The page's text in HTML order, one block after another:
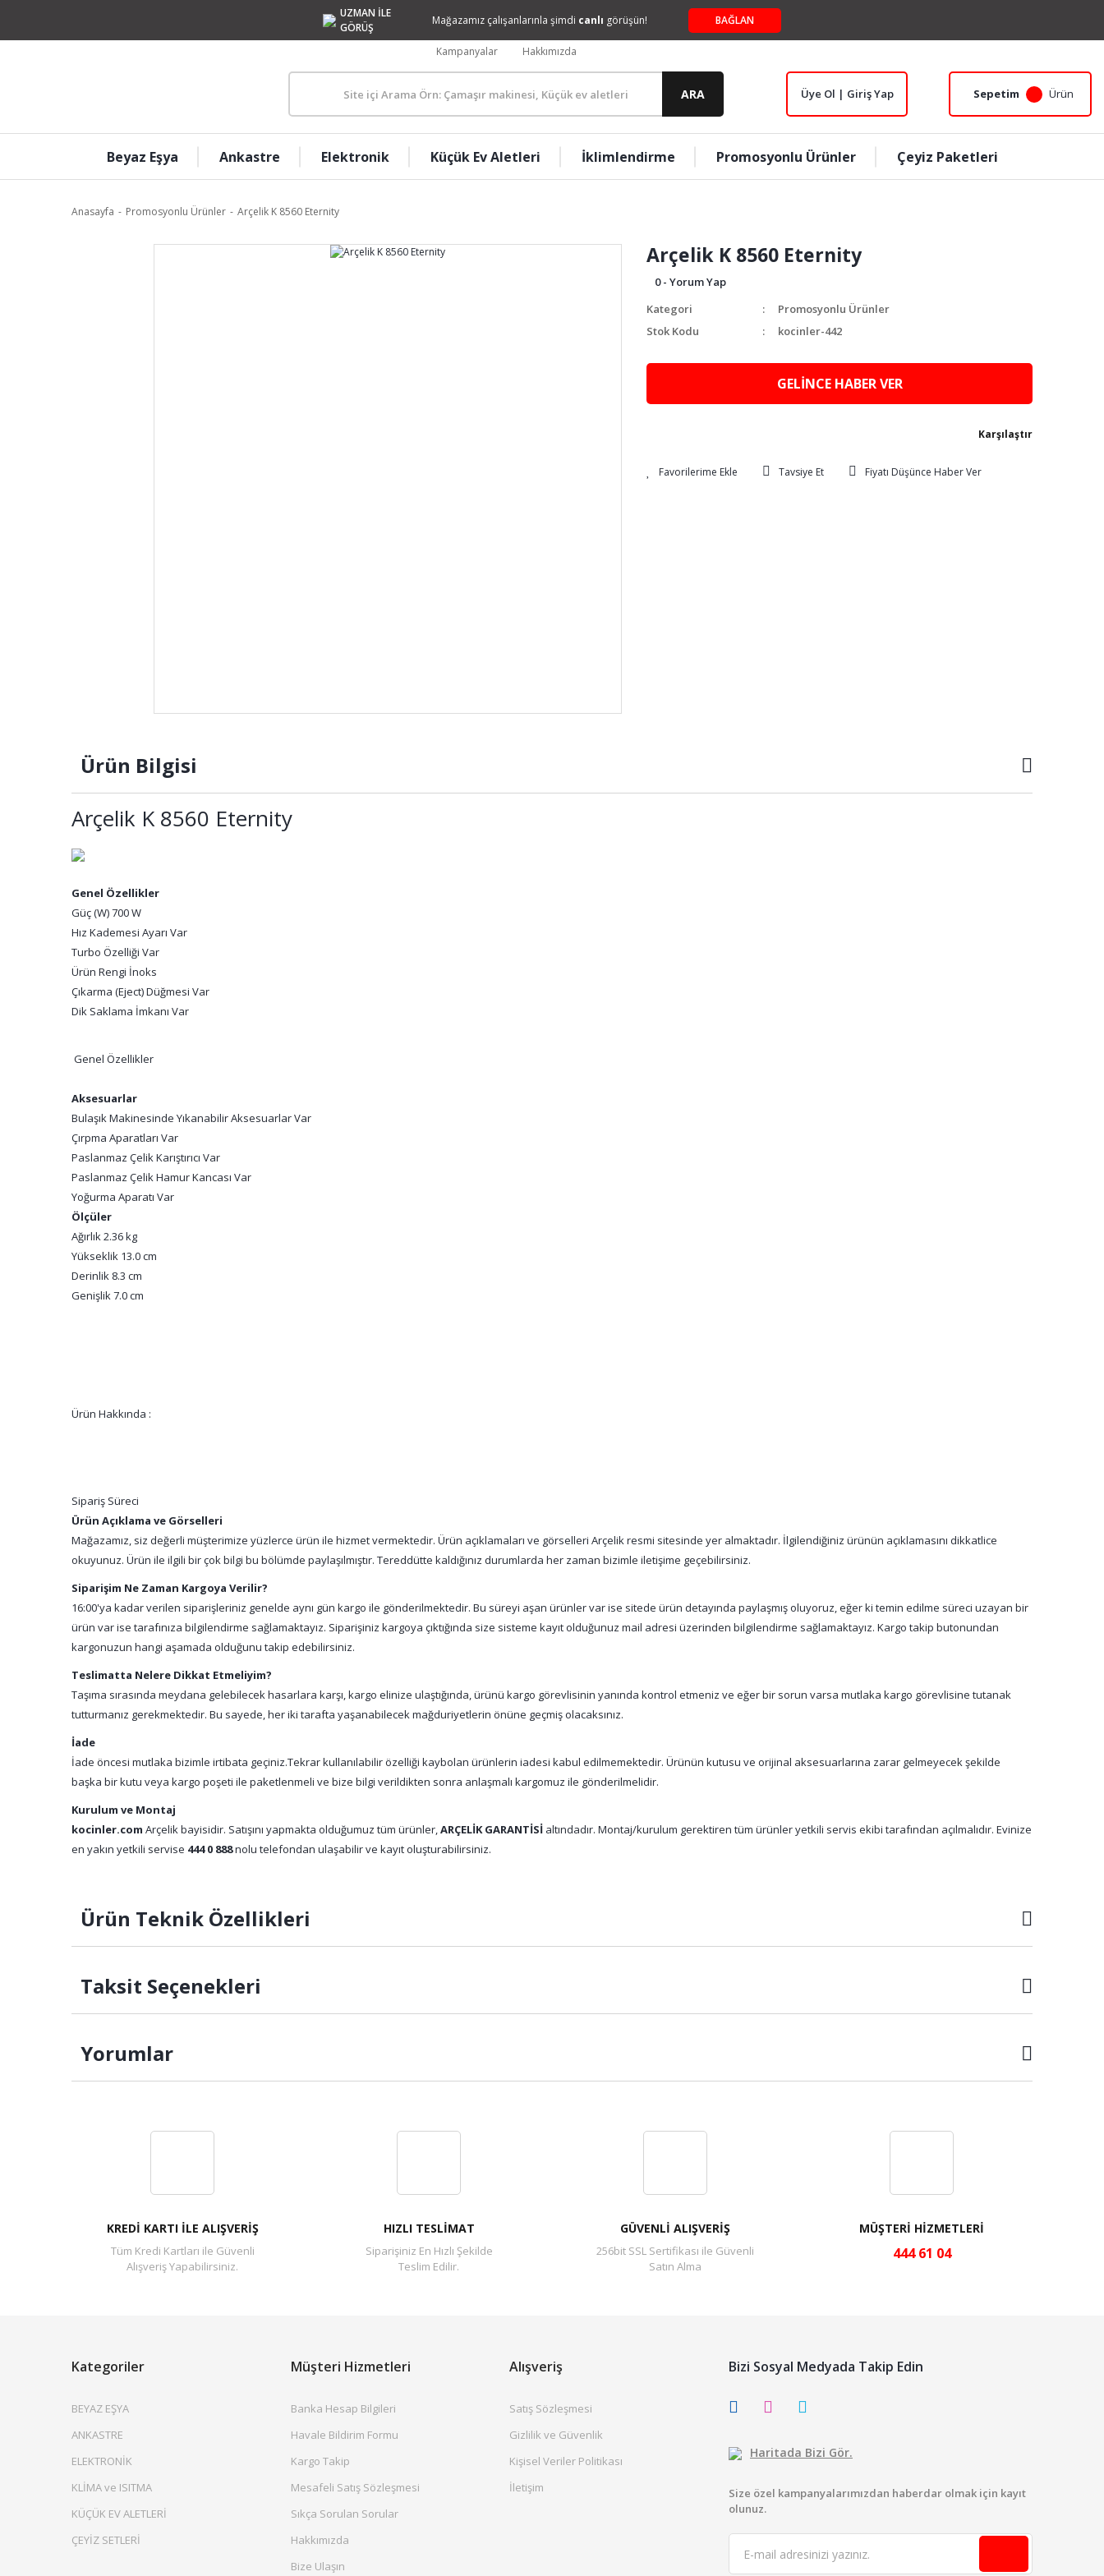
UZMAN İLE
GÖRÜŞ
Mağazamız çalışanlarınla şimdi canlı görüşün! BAĞLAN
Kampanyalar Hakkımızda
ARA Üye Ol | Giriş Yap Sepetim Ürün
Beyaz Eşya Ankastre Elektronik Küçük Ev Aletleri İklimlendirme Promosyonlu Ürünler Çeyiz Paketleri
Anasayfa Promosyonlu Ürünler Arçelik K 8560 Eternity
Arçelik K 8560 Eternity
0 - Yorum Yap
Kategori
Promosyonlu Ürünler
Stok Kodu
kocinler-442
GELİNCE HABER VER
Karşılaştır
Tavsiye Et Fiyatı Düşünce Haber Ver
Ürün Bilgisi
Arçelik K 8560 Eternity
Genel Özellikler
Güç (W) 700 W
Hız Kademesi Ayarı Var
Turbo Özelliği Var
Ürün Rengi İnoks
Çıkarma (Eject) Düğmesi Var
Dik Saklama İmkanı Var
Genel Özellikler
Aksesuarlar
Bulaşık Makinesinde Yıkanabilir Aksesuarlar Var
Çırpma Aparatları Var
Paslanmaz Çelik Karıştırıcı Var
Paslanmaz Çelik Hamur Kancası Var
Yoğurma Aparatı Var
Ölçüler
Ağırlık 2.36 kg
Yükseklik 13.0 cm
Derinlik 8.3 cm
Genişlik 7.0 cm
Ürün Hakkında :
Sipariş Süreci
Ürün Açıklama ve Görselleri
Mağazamız, siz değerli müşterimize yüzlerce ürün ile hizmet vermektedir. Ürün açıklamaları ve görselleri Arçelik resmi sitesinde yer almaktadır. İlgilendiğiniz ürünün açıklamasını dikkatlice
okuyunuz. Ürün ile ilgili bir çok bilgi bu bölümde paylaşılmıştır. Tereddütte kaldığınız durumlarda her zaman bizimle iletişime geçebilirsiniz.
Siparişim Ne Zaman Kargoya Verilir?
16:00'ya kadar verilen siparişleriniz genelde aynı gün kargo ile gönderilmektedir. Bu süreyi aşan ürünler var ise sitede ürün detayında paylaşmış oluyoruz, eğer ki temin edilme süreci uzayan bir
ürün var ise tarafınıza bilgilendirme sağlamaktayız. Siparişiniz kargoya çıktığında size sisteme kayıt olduğunuz mail adresi üzerinden bilgilendirme sağlamaktayız. Kargo takip butonundan
kargonuzun hangi aşamada olduğunu takip edebilirsiniz.
Teslimatta Nelere Dikkat Etmeliyim?
Taşıma sırasında meydana gelebilecek hasarlara karşı, kargo elinize ulaştığında, ürünü kargo görevlisinin yanında kontrol etmeniz ve eğer bir sorun varsa mutlaka kargo görevlisine tutanak
tutturmanız gerekmektedir. Bu sayede, her iki tarafta yaşanabilecek mağduriyetlerin önüne geçmiş olacaksınız.
İade
İade öncesi mutlaka bizimle irtibata geçiniz.Tekrar kullanılabilir özelliği kaybolan ürünlerin iadesi kabul edilmemektedir. Ürünün kutusu ve orijinal aksesuarlarına zarar gelmeyecek şekilde
başka bir kutu veya kargo poşeti ile paketlenmeli ve bize bilgi verildikten sonra anlaşmalı kargomuz ile gönderilmelidir.
Kurulum ve Montaj
kocinler.com Arçelik bayisidir. Satışını yapmakta olduğumuz tüm ürünler,ARÇELİK GARANTİSİ altındadır. Montaj/kurulum gerektiren tüm ürünler yetkili servis ekibi tarafından açılmalıdır. Evinize
en yakın yetkili servise 444 0 888nolu telefondan ulaşabilir ve kayıt oluşturabilirsiniz.
Ürün Teknik Özellikleri
Taksit Seçenekleri
Yorumlar
KREDİ KARTI İLE ALIŞVERİŞ
Tüm Kredi Kartları ile Güvenli
Alışveriş Yapabilirsiniz.
HIZLI TESLİMAT
Siparişiniz En Hızlı Şekilde
Teslim Edilir.
GÜVENLİ ALIŞVERİŞ
256bit SSL Sertifikası ile Güvenli
Satın Alma
MÜŞTERİ HİZMETLERİ
444 61 04
Kategoriler
BEYAZ EŞYA
ANKASTRE
ELEKTRONİK
KLİMA ve ISITMA
KÜÇÜK EV ALETLERİ
ÇEYİZ SETLERİ
Müşteri Hizmetleri
Banka Hesap Bilgileri
Havale Bildirim Formu
Kargo Takip
Mesafeli Satış Sözleşmesi
Sıkça Sorulan Sorular
Hakkımızda
Bize Ulaşın
Alışveriş
Satış Sözleşmesi
Gizlilik ve Güvenlik
Kişisel Veriler Politikası
İletişim
Bizi Sosyal Medyada Takip Edin
Haritada Bizi Gör.
Size özel kampanyalarımızdan haberdar olmak için kayıt
olunuz.